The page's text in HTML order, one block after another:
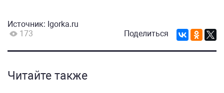
Источник: Igorka.ru
173
Поделиться
Читайте также